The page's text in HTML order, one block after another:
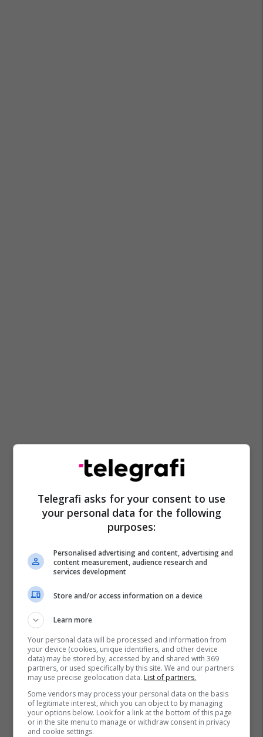
Ministria E Shëndetësisë - Mk Azir Aliu
Telegrafi asks for your consent to use
your personal data for the following
purposes:
Personalised advertising and content, advertising and
content measurement, audience research and
services development
Store and/or access information on a device
Learn more
Your personal data will be processed and information from
your device (cookies, unique identifiers, and other device
data) may be stored by, accessed by and shared with 369
partners, or used specifically by this site. We and our partners
may use precise geolocation data. List of partners.
Some vendors may process your personal data on the basis
of legitimate interest, which you can object to by managing
your options below. Look for a link at the bottom of this page
or in the site menu to manage or withdraw consent in privacy
and cookie settings.